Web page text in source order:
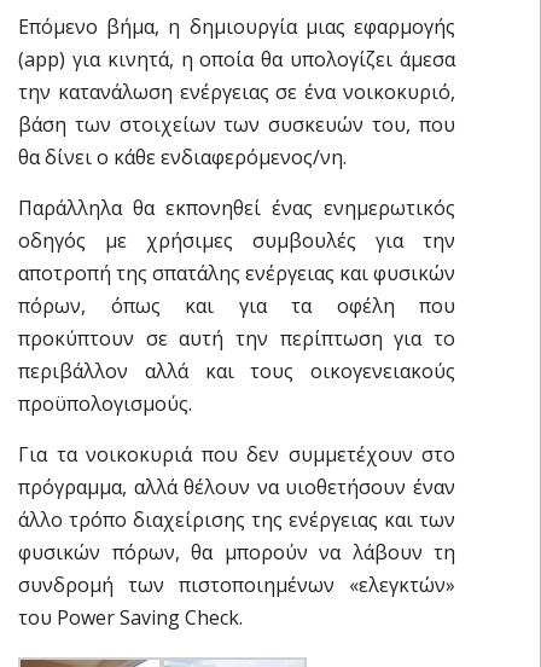
Επόμενο βήμα, η δημιουργία μιας εφαρμογής
(app) για κινητά, η οποία θα υπολογίζει άμεσα
την κατανάλωση ενέργειας σε ένα νοικοκυριό,
βάση των στοιχείων των συσκευών του, που
θα δίνει ο κάθε ενδιαφερόμενος/νη.
Παράλληλα θα εκπονηθεί ένας ενημερωτικός
οδηγός με χρήσιμες συμβουλές για την
αποτροπή της σπατάλης ενέργειας και φυσικών
πόρων, όπως και για τα οφέλη που
προκύπτουν σε αυτή την περίπτωση για το
περιβάλλον αλλά και τους οικογενειακούς
προϋπολογισμούς.
Για τα νοικοκυριά που δεν συμμετέχουν στο
πρόγραμμα, αλλά θέλουν να υιοθετήσουν έναν
άλλο τρόπο διαχείρισης της ενέργειας και των
φυσικών πόρων, θα μπορούν να λάβουν τη
συνδρομή των πιστοποιημένων «ελεγκτών»
του Power Saving Check.